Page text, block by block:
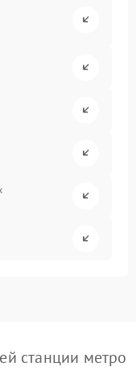
станции метро